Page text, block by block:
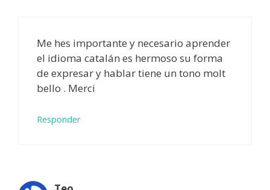
Me hes importante y necesario aprender
el idioma catalán es hermoso su forma
de expresar y hablar tiene un tono molt
bello . Merci
Responder